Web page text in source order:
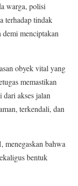
warga, polisi
terhadap tindak
demi menciptakan
obyek vital yang
memastikan
akses jalan
terkendali, dan
menegaskan bahwa
bentuk